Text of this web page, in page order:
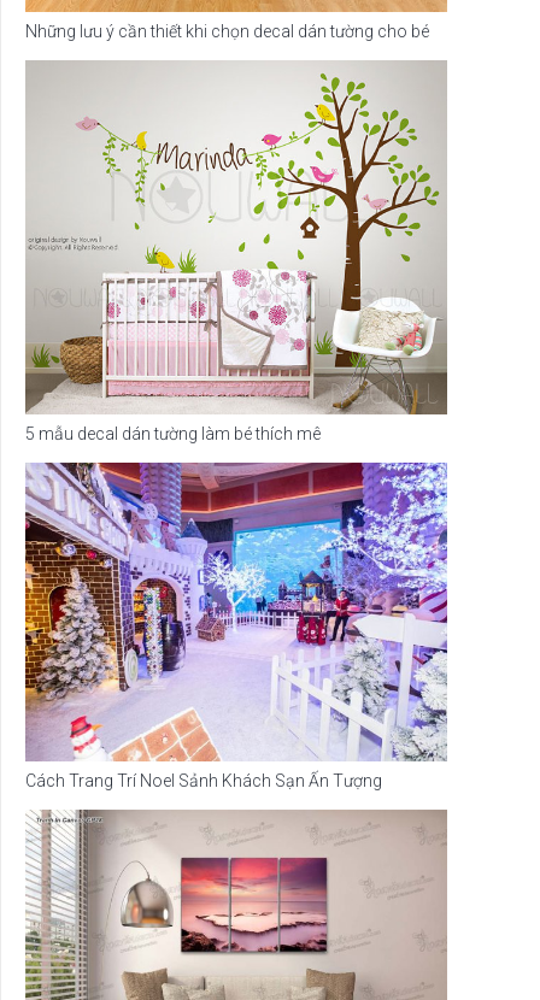
Những lưu ý cần thiết khi chọn decal dán tường cho bé
5 mẫu decal dán tường làm bé thích mê
Cách Trang Trí Noel Sảnh Khách Sạn Ấn Tượng